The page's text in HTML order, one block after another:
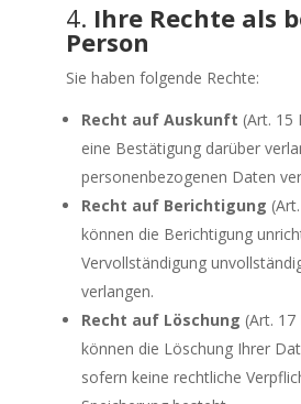
4. Ihre Rechte als
Person
Sie haben folgende Rechte:
Recht auf Auskunft (Art. 15
eine Bestätigung darüber
personenbezogenen Daten
Recht auf Berichtigung
können die Berichtigung
Vervollständigung
verlangen.
Recht auf Löschung (Art. 17
können die Löschung Ihrer
sofern keine rechtliche